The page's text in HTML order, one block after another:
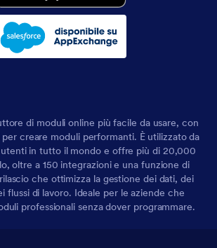
di moduli online più facile da usare, con
creare moduli performanti. È utilizzato da
in tutto il mondo e offre più di 20,000
oltre a 150 integrazioni e una funzione di
che ottimizza la gestione dei dati, dei
flussi di lavoro. Ideale per le aziende che
professionali senza dover programmare.